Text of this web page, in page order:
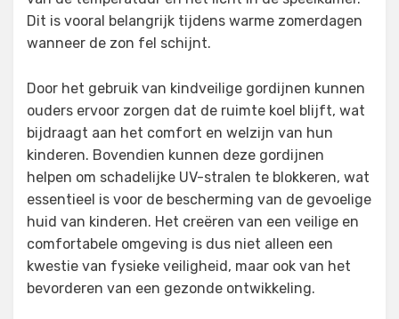
Dit is vooral belangrijk tijdens warme zomerdagen
wanneer de zon fel schijnt.
Door het gebruik van kindveilige gordijnen kunnen
ouders ervoor zorgen dat de ruimte koel blijft, wat
bijdraagt aan het comfort en welzijn van hun
kinderen. Bovendien kunnen deze gordijnen
helpen om schadelijke UV-stralen te blokkeren, wat
essentieel is voor de bescherming van de gevoelige
huid van kinderen. Het creëren van een veilige en
comfortabele omgeving is dus niet alleen een
kwestie van fysieke veiligheid, maar ook van het
bevorderen van een gezonde ontwikkeling.